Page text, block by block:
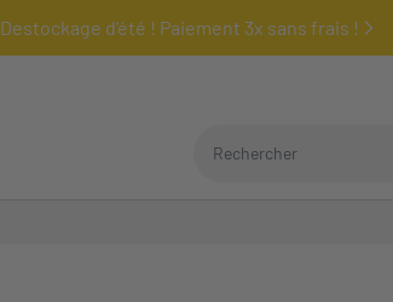
Destockage d'été ! Paiement 3x sans frais !